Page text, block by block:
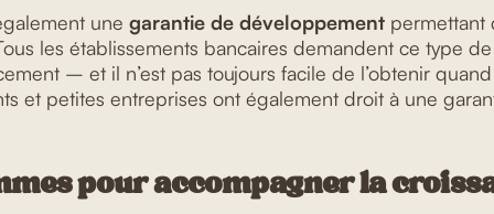
une garantie de développement permettant
les établissements bancaires demandent ce type
– et il n’est pas toujours facile de l’obtenir
et petites entreprises ont également droit à une
pour accompagner la